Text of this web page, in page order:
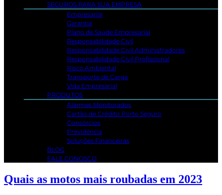
SEGUROS PARA SUA EMPRESA
Empresarial
Garantia
Plano de Saúde Empresarial
Responsabilidade Civil
Responsabilidade Civil Administradores
Responsabilidade Civil Profissional
Risco Ambiental
Transporte de Carga
Vida Empresarial
PRODUTOS
Alarmes Monitorados
Cartão de Crédito Porto Seguro
Consórcios
Previdência
Soluções Financeiras
BLOG
FALE CONOSCO
Quais as motos mais roubadas em 2023